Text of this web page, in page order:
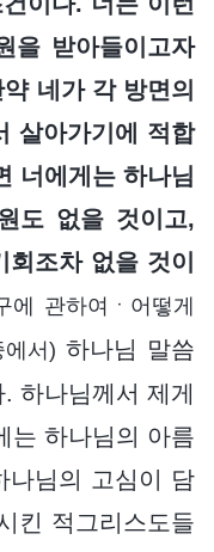
을 받아들이고자
네가 각 방면의
살아가기에 적합
너에게는 하나님
도 없을 것이고,
회조차 없을 것이
관하여ㆍ어떻게
서) 하나님 말씀
하나님께서 제게
는 하나님의 아름
나님의 고심이 담
킨 적그리스도들